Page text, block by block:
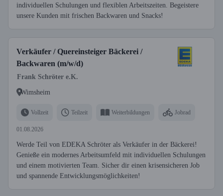
individuellen Schulungen und flexiblen Arbeitszeiten. Begeistere
unsere Kunden mit frischen Backwaren und Snacks!
Verkäufer / Quereinsteiger Bäckerei /
Backwaren (m/w/d)
Frank Schröter e.K.
Wimsheim
Vollzeit Teilzeit Weiterbildungen Jobrad
01.08.2026
Werde Teil von EDEKA Schröter als Verkäufer in der Bäckerei!
Genieße ein modernes Arbeitsumfeld mit individuellen Schulungen
und einem motivierten Team. Sicher dir einen krisensicheren Job
und spannende Entwicklungsmöglichkeiten!